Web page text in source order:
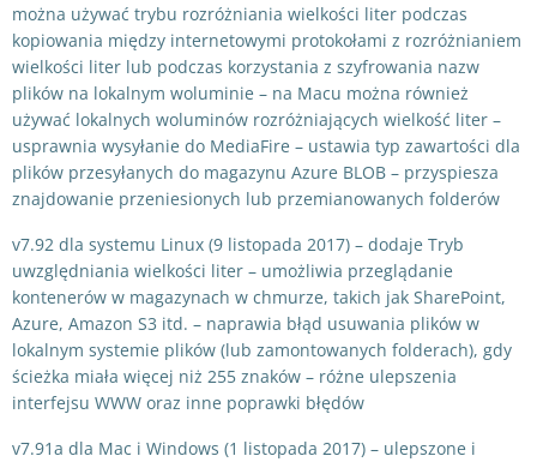
można używać trybu rozróżniania wielkości liter podczas
kopiowania między internetowymi protokołami z rozróżnianiem
wielkości liter lub podczas korzystania z szyfrowania nazw
plików na lokalnym woluminie – na Macu można również
używać lokalnych woluminów rozróżniających wielkość liter –
usprawnia wysyłanie do MediaFire – ustawia typ zawartości dla
plików przesyłanych do magazynu Azure BLOB – przyspiesza
znajdowanie przeniesionych lub przemianowanych folderów
v7.92 dla systemu Linux (9 listopada 2017) – dodaje Tryb
uwzględniania wielkości liter – umożliwia przeglądanie
kontenerów w magazynach w chmurze, takich jak SharePoint,
Azure, Amazon S3 itd. – naprawia błąd usuwania plików w
lokalnym systemie plików (lub zamontowanych folderach), gdy
ścieżka miała więcej niż 255 znaków – różne ulepszenia
interfejsu WWW oraz inne poprawki błędów
v7.91a dla Mac i Windows (1 listopada 2017) – ulepszone i